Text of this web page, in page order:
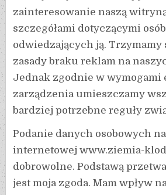
zainteresowanie naszą
szczegółami dotyczącymi osób
odwiedzających ją. Trzymamy
zasady braku reklam na
Jednak zgodnie w wymogami
zarządzenia umieszczamy
bardziej potrzebne reguły
Podanie danych osobowych
internetowej www.ziemia-
dobrowolne. Podstawą
jest moja zgoda. Mam wpływ